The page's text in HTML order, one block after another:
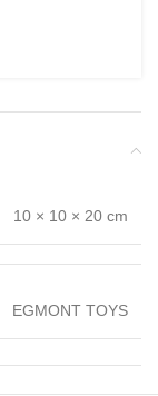
10 × 10 × 20 cm
EGMONT TOYS